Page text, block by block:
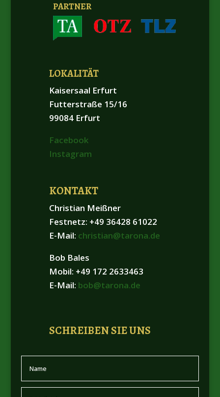
PARTNER
LOKALITÄT
Kaisersaal Erfurt
Futterstraße 15/16
99084 Erfurt
Facebook
Instagram
KONTAKT
Christian Meißner
Festnetz: +49 36428 61022
E-Mail: christian@tarona.de
Bob Bales
Mobil: +49 172 2633463
E-Mail: bob@tarona.de
SCHREIBEN SIE UNS